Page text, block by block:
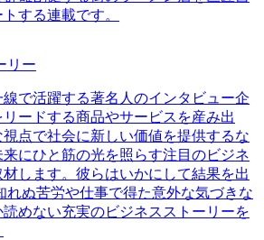
する連載です。
リー
線で活躍する著名人のインタビュー企
ードする商品やサービスを産み出
点で社会に新しい価値を提供するな
にひと筋の光を照らす注目のビジネ
します。彼らはいかにして結果を出
れぬ苦労や仕事で得た意外な気づきな
めない充実のビジネスストーリーを